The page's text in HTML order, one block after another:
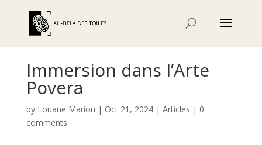
Immersion dans l’Arte
Povera
by Louane Marion | Oct 21, 2024| Articles | 0
comments